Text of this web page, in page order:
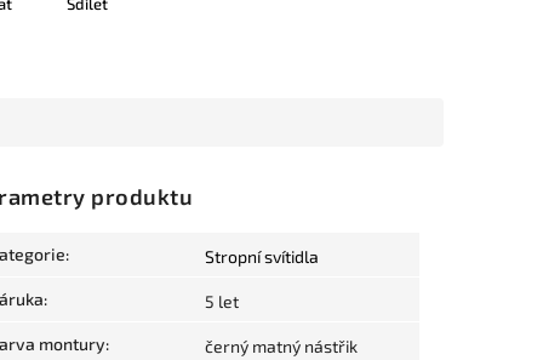
produktu
: Stropní svítidla
: 5 let
montury: černý matný nástřik